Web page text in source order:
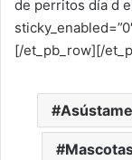
de perritos día d
[/et_pb_row][/